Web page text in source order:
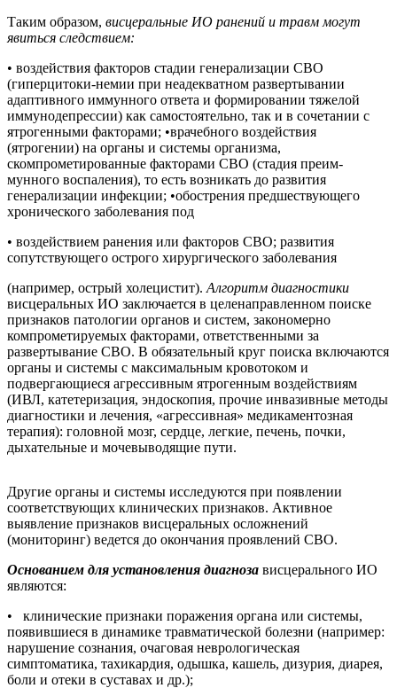
Таким образом, висцеральные ИО ранений и травм могут
явиться следствием:
• воздействия факторов стадии генерализации СВО
(гиперцитоки-немии при неадекватном развертывании
адаптивного иммунного ответа и формировании тяжелой
иммунодепрессии) как самостоятельно, так и в сочетании с
ятрогенными факторами; •врачебного воздействия
(ятрогении) на органы и системы организма,
скомпрометированные факторами СВО (стадия преим-
мунного воспаления), то есть возникать до развития
генерализации инфекции; •обострения предшествующего
хронического заболевания под
• воздействием ранения или факторов СВО; развития
сопутствующего острого хирургического заболевания
(например, острый холецистит). Алгоритм диагностики
висцеральных ИО заключается в целенаправленном поиске
признаков патологии органов и систем, закономерно
компрометируемых факторами, ответственными за
развертывание СВО. В обязательный круг поиска включаются
органы и системы с максимальным кровотоком и
подвергающиеся агрессивным ятрогенным воздействиям
(ИВЛ, катетеризация, эндоскопия, прочие инвазивные методы
диагностики и лечения, «агрессивная» медикаментозная
терапия): головной мозг, сердце, легкие, печень, почки,
дыхательные и мочевыводящие пути.
Другие органы и системы исследуются при появлении
соответствующих клинических признаков. Активное
выявление признаков висцеральных осложнений
(мониторинг) ведется до окончания проявлений СВО.
Основанием для установления диагноза висцерального ИО
являются:
• клинические признаки поражения органа или системы,
появившиеся в динамике травматической болезни (например:
нарушение сознания, очаговая неврологическая
симптоматика, тахикардия, одышка, кашель, дизурия, диарея,
боли и отеки в суставах и др.);